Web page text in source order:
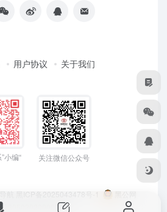
用户协议 关于我们
小编“ 关注微信公众号
航 黑ICP备2025043478号-1
黑公网
23050202000033号